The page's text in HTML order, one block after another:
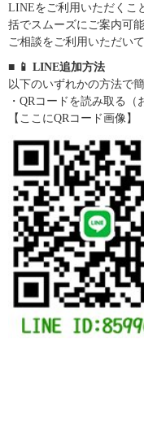
LINEをご利用いただくこ
括でスムーズにご案内可
ご相談をご利用いただいて
■ 📱 LINE追加方法
以下のいずれかの方法で
・QRコードを読み取る（
【ここにQRコード画像】